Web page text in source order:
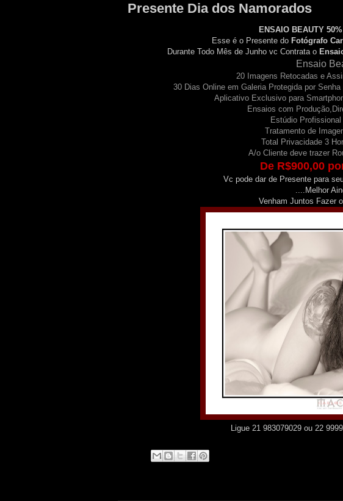
Presente Dia dos Namorados
ENSAIO BEAUTY
Esse é o Presente do Fotógrafo
Durante Todo Mês de Junho vc Contrata o
Ensaio
20 Imagens Retocadas e
30 Dias Online em Galeria Protegida por
Aplicativo Exclusivo para
Ensaios com
Estúdio
Tratamento de
Total Privacidade 3
A/o Cliente deve trazer
De R$900,00
Vc pode dar de Presente para
....Melhor
Venham Juntos Fazer
Ligue 21 983079029 ou 22